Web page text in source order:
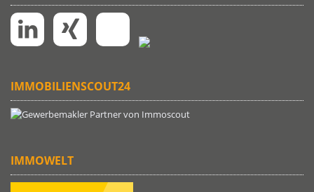
IMMOBILIENSCOUT24
IMMOWELT